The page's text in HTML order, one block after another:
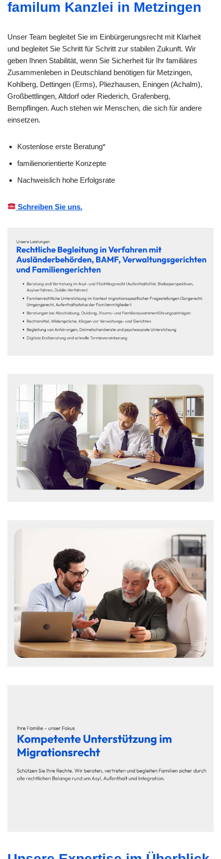
familum Kanzlei in Metzingen
Unser Team begleitet Sie im Einbürgerungsrecht mit Klarheit
und begleitet Sie Schritt für Schritt zur stabilen Zukunft. Wir
geben Ihnen Stabilität, wenn Sie Sicherheit für Ihr familiäres
Zusammenleben in Deutschland benötigen für Metzingen,
Kohlberg, Dettingen (Erms), Pliezhausen, Eningen (Achalm),
Großbettlingen, Altdorf oder Riederich, Grafenberg,
Bempflingen. Auch stehen wir Menschen, die sich für andere
einsetzen.
Kostenlose erste Beratung*
familienorientierte Konzepte
Nachweislich hohe Erfolgsrate
Schreiben Sie uns.